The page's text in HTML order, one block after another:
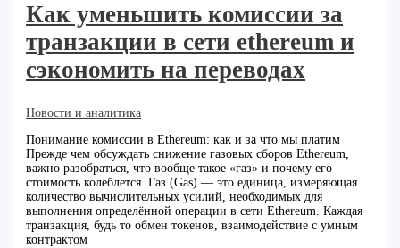
Как уменьшить комиссии за
транзакции в сети ethereum и
сэкономить на переводах
Новости и аналитика
Понимание комиссии в Ethereum: как и за что мы платим
Прежде чем обсуждать снижение газовых сборов Ethereum,
важно разобраться, что вообще такое «газ» и почему его
стоимость колеблется. Газ (Gas) — это единица, измеряющая
количество вычислительных усилий, необходимых для
выполнения определённой операции в сети Ethereum. Каждая
транзакция, будь то обмен токенов, взаимодействие с умным
контрактом